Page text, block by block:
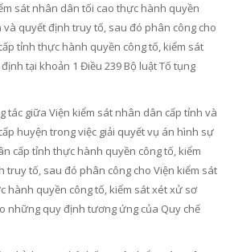
sát nhân dân tối cao thực hành quyền
và quyết định truy tố, sau đó phân công cho
tỉnh thực hành quyền công tố, kiểm sát
tại khoản 1 Điều 239 Bộ luật Tố tụng
tác giữa Viện kiểm sát nhân dân cấp tỉnh và
huyện trong việc giải quyết vụ án hình sự
cấp tỉnh thực hành quyền công tố, kiểm
truy tố, sau đó phân công cho Viện kiểm sát
hành quyền công tố, kiểm sát xét xử sơ
những quy định tương ứng của Quy chế